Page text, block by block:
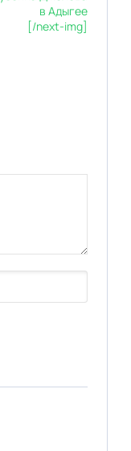
[/next-img]